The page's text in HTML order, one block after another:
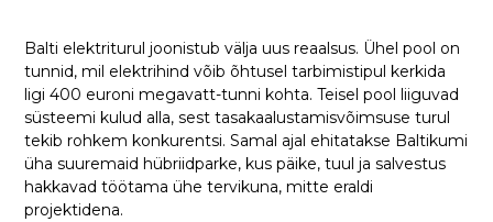
Balti elektriturul joonistub välja uus reaalsus. Ühel pool on
tunnid, mil elektrihind võib õhtusel tarbimistipul kerkida
ligi 400 euroni megavatt-tunni kohta. Teisel pool liiguvad
süsteemi kulud alla, sest tasakaalustamisvõimsuse turul
tekib rohkem konkurentsi. Samal ajal ehitatakse Baltikumi
üha suuremaid hübriidparke, kus päike, tuul ja salvestus
hakkavad töötama ühe tervikuna, mitte eraldi
projektidena.